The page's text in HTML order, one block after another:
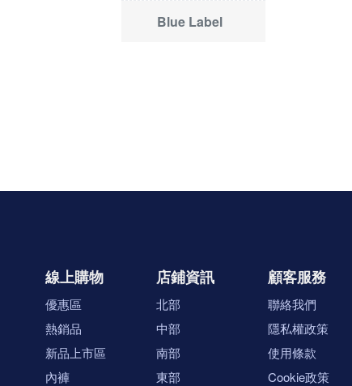
Blue Label
線上購物
優惠區
熱銷品
新品上市區
內褲
店鋪資訊
北部
中部
南部
東部
顧客服務
聯絡我們
隱私權政策
使用條款
Cookie政策